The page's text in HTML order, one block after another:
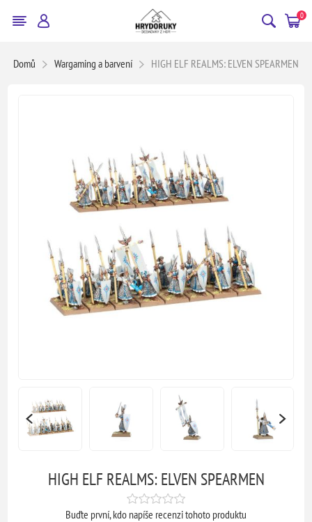
0
Domů Wargaming a barvení HIGH ELF REALMS: ELVEN SPEARMEN
HIGH ELF REALMS: ELVEN SPEARMEN
Buďte první, kdo napíše recenzi tohoto produktu